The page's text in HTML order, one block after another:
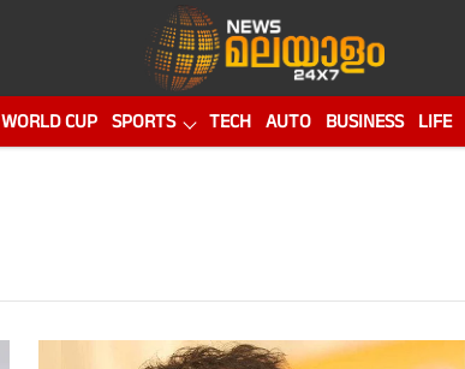
WORLD CUP SPORTS TECH AUTO BUSINESS LIFE